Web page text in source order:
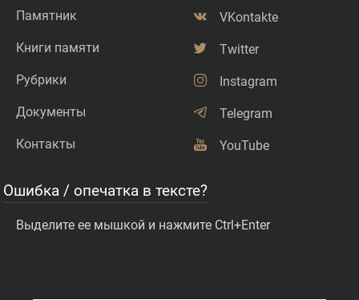
Памятник
Книги памяти
Рубрики
Документы
Контакты
VKontakte
Twitter
Instagram
Telegram
YouTube
Ошибка / опечатка в тексте?
Выделите ее мышкой и нажмите Ctrl+Enter